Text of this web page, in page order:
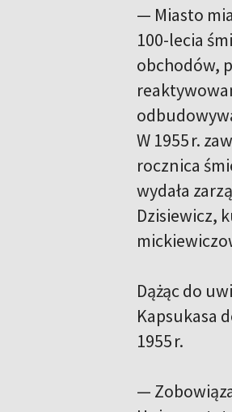
— Miasto
100-lecia
obchodów,
W 1955 r.
rocznica
wydała
Dzisiewicz,
Dążąc do
Kapsukasa
1955 r.
—